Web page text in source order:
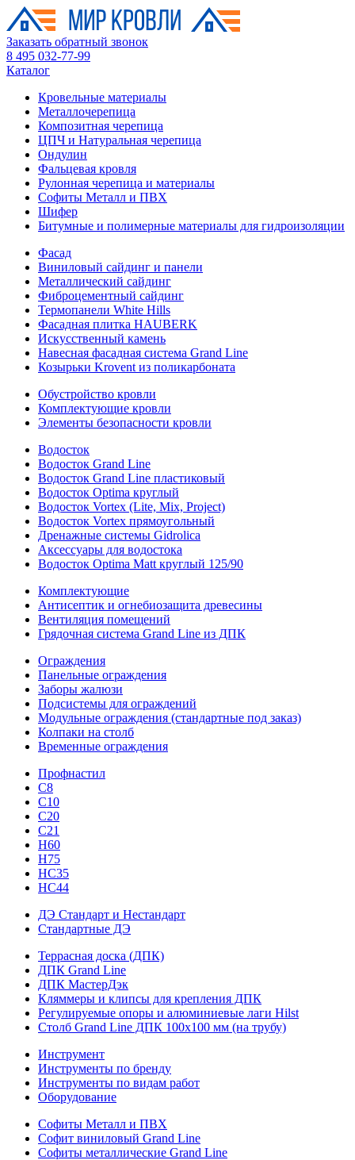
Заказать обратный звонок
8 495 032-77-99
Каталог
Кровельные материалы
Металлочерепица
Композитная черепица
ЦПЧ и Натуральная черепица
Ондулин
Фальцевая кровля
Рулонная черепица и материалы
Софиты Металл и ПВХ
Шифер
Битумные и полимерные материалы для гидроизоляции
Фасад
Виниловый сайдинг и панели
Металлический сайдинг
Фиброцементный сайдинг
Термопанели White Hills
Фасадная плитка HAUBERK
Искусственный камень
Навесная фасадная система Grand Line
Козырьки Krovent из поликарбоната
Обустройство кровли
Комплектующие кровли
Элементы безопасности кровли
Водосток
Водосток Grand Line
Водосток Grand Line пластиковый
Водосток Optima круглый
Водосток Vortex (Lite, Mix, Project)
Водосток Vortex прямоугольный
Дренажные системы Gidrolica
Аксессуары для водостока
Водосток Optima Matt круглый 125/90
Комплектующие
Антисептик и огнебиозащита древесины
Вентиляция помещений
Грядочная система Grand Line из ДПК
Ограждения
Панельные ограждения
Заборы жалюзи
Подсистемы для ограждений
Модульные ограждения (стандартные под заказ)
Колпаки на столб
Временные ограждения
Профнастил
С8
С10
С20
С21
H60
H75
HС35
НС44
ДЭ Стандарт и Нестандарт
Стандартные ДЭ
Террасная доска (ДПК)
ДПК Grand Line
ДПК МастерДэк
Кляммеры и клипсы для крепления ДПК
Регулируемые опоры и алюминиевые лаги Hilst
Столб Grand Line ДПК 100х100 мм (на трубу)
Инструмент
Инструменты по бренду
Инструменты по видам работ
Оборудование
Софиты Металл и ПВХ
Софит виниловый Grand Line
Софиты металлические Grand Line